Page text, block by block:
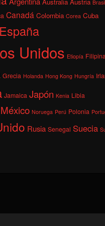
Brasil
Canadá Colombia Corea Cuba
España
Unidos Etiopía
Grecia Holanda Hong Kong Hungría
Jamaica Japón Kenia Libia
México Noruega Perú Polonia
Rusia Senegal Suecia